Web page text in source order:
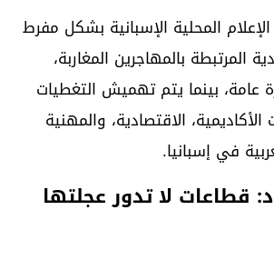
المحلية الإسبانية بشكل مفرط
المرتبطة بالمهاجرين المغاربة،
عامة، بينما يتم تهميش التغطيات
الأكاديمية، الاقتصادية، والمهنية
في إسبانيا.
قطاعات لا تدور عجلتها